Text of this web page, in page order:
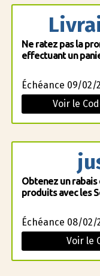
Ne ratez pas la
effectuant un
Échéance 09/02/
Voir le
Obtenez un
produits avec les
Échéance 08/02/
Voir le